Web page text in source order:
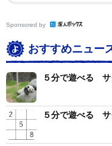
Sponsored by
おすすめニュー
５分で遊べる サ
５分で遊べる サ